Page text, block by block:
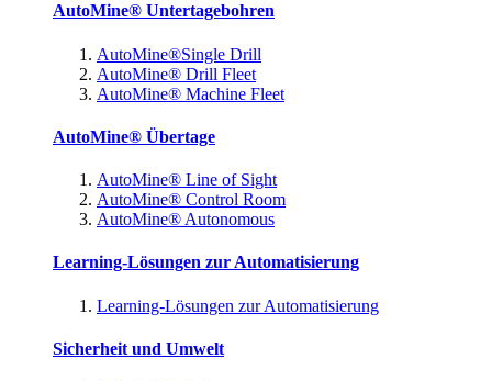
AutoMine® Untertagebohren
AutoMine®Single Drill
AutoMine® Drill Fleet
AutoMine® Machine Fleet
AutoMine® Übertage
AutoMine® Line of Sight
AutoMine® Control Room
AutoMine® Autonomous
Learning-Lösungen zur Automatisierung
Learning-Lösungen zur Automatisierung
Sicherheit und Umwelt